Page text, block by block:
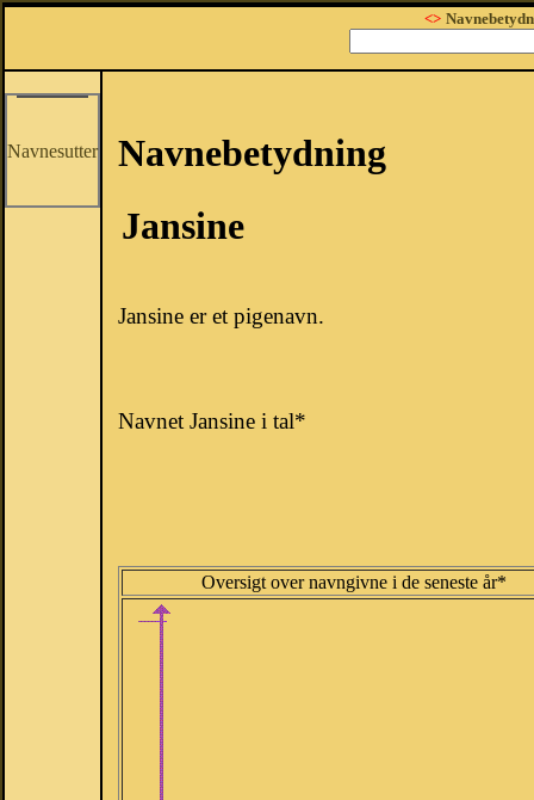
<>
Navnesutter
Navnebetydning
Jansine
Jansine er et pigenavn.
Navnet Jansine i tal*
Oversigt over navngivne i de seneste år*